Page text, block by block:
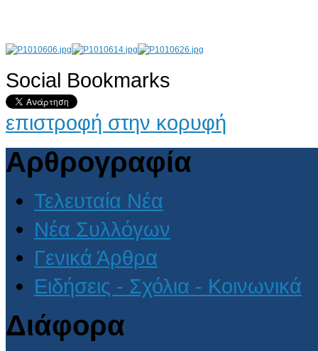
AdmirorGallery 4.5.0, author/s Vasiljevski& Kekeljevic
Social Bookmarks
επιστροφή στην κορυφή
Αρθρογραφία
Τελευταία Νέα
Νέα Συλλόγων
Γενικά Άρθρα
Ειδήσεις - Σχόλια - Κοινωνικά
Διάφορα